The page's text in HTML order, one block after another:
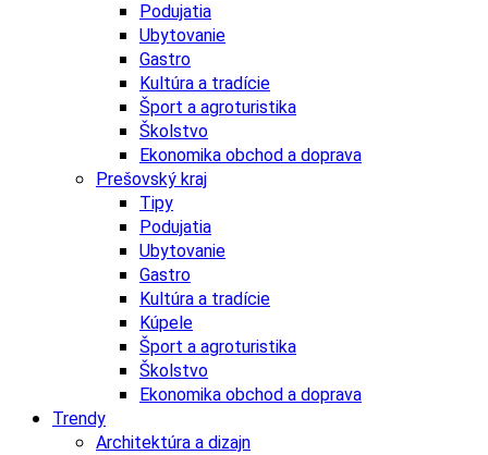
Podujatia
Ubytovanie
Gastro
Kultúra a tradície
Šport a agroturistika
Školstvo
Ekonomika obchod a doprava
Prešovský kraj
Tipy
Podujatia
Ubytovanie
Gastro
Kultúra a tradície
Kúpele
Šport a agroturistika
Školstvo
Ekonomika obchod a doprava
Trendy
Architektúra a dizajn